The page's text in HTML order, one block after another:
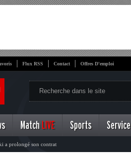
Flux RSS Contact Offres D'emploi
Match LIVE Sports Service
a prolongé son contrat